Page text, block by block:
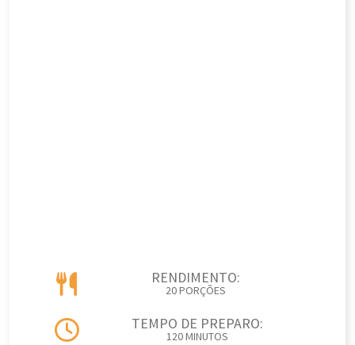
RENDIMENTO:
20 PORÇÕES
TEMPO DE PREPARO:
120 MINUTOS